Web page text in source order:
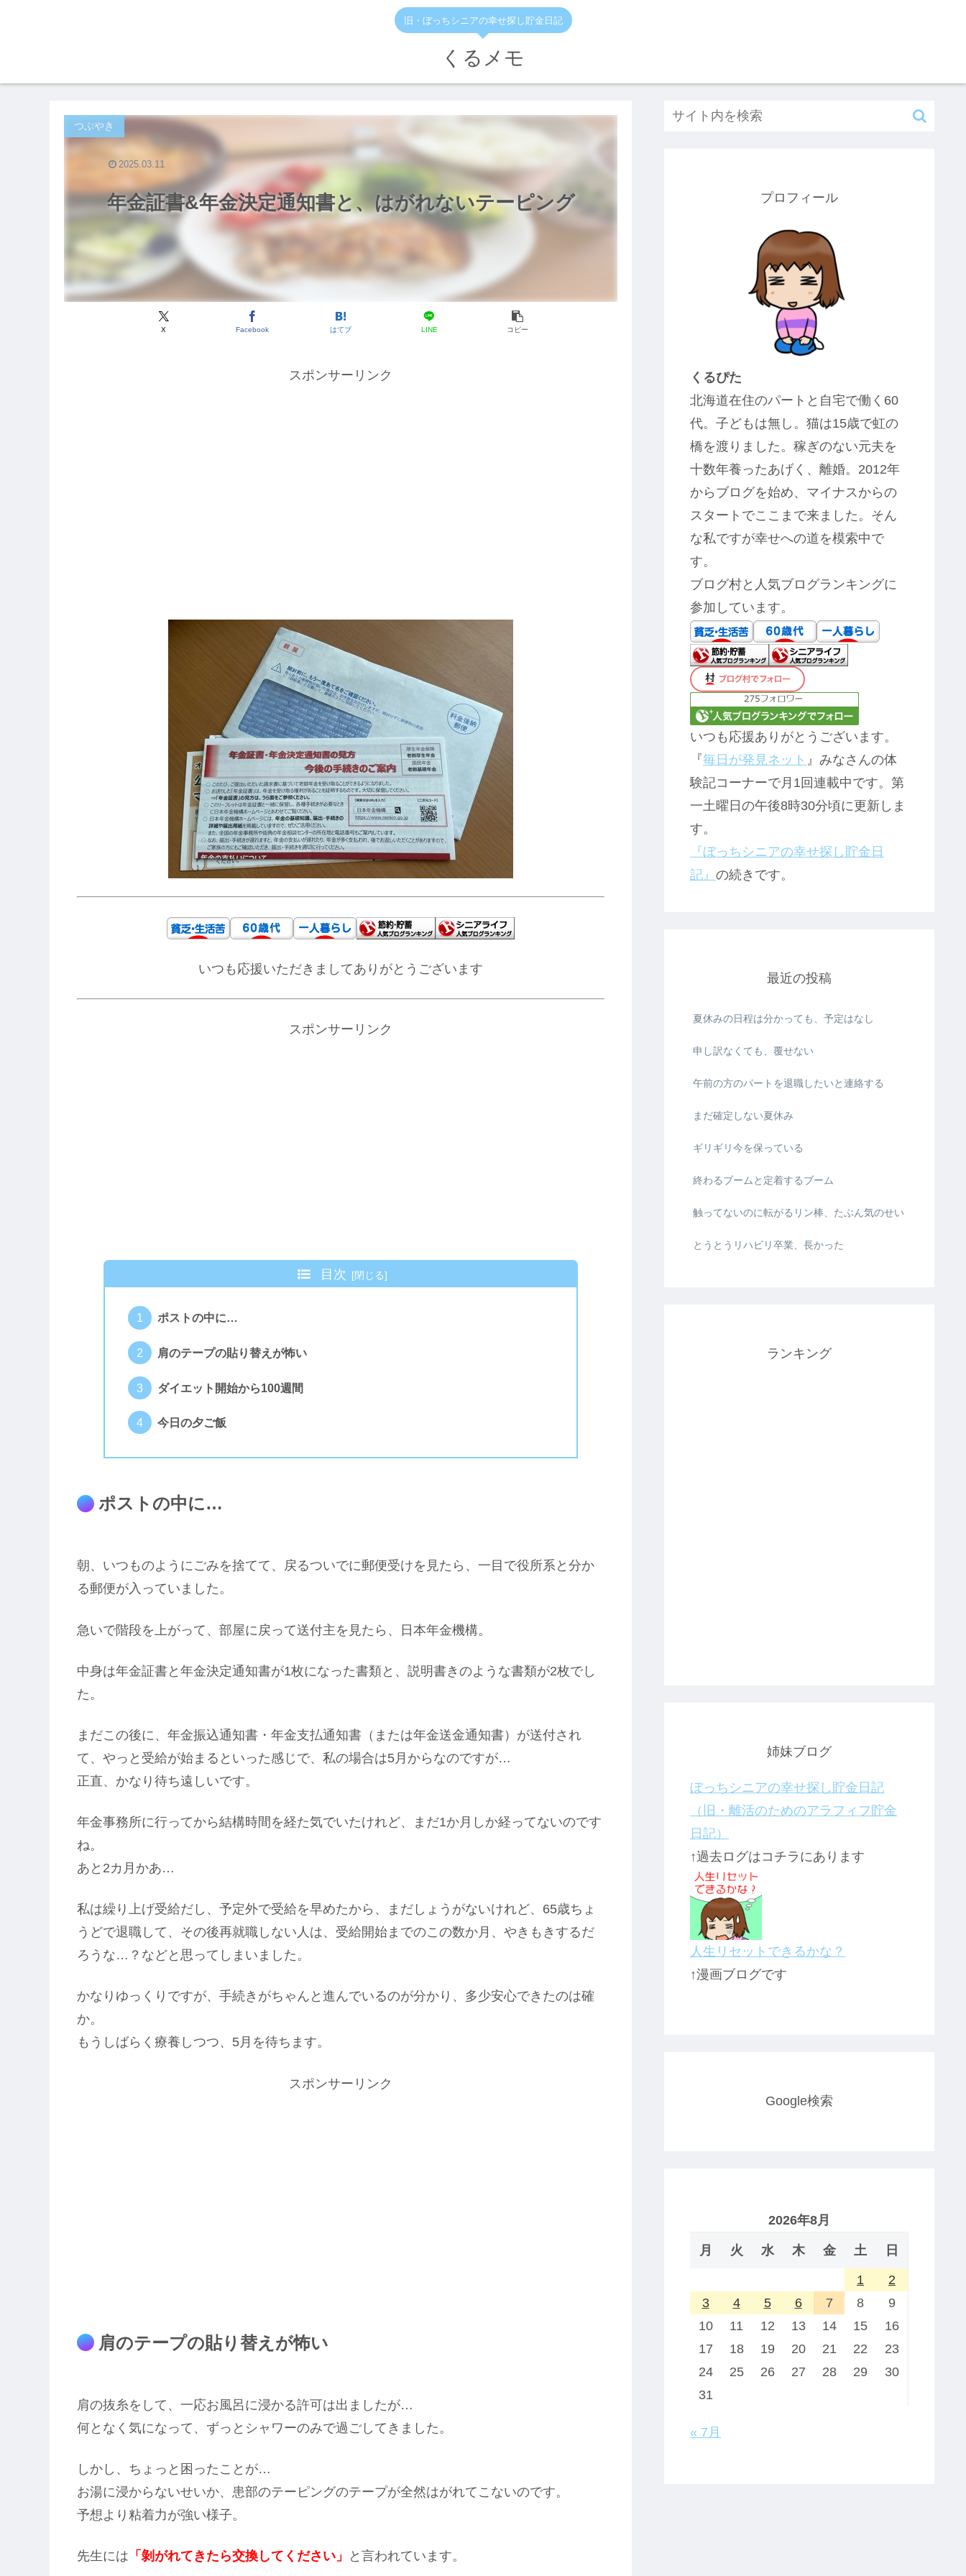
旧・ぼっちシニアの幸せ探し貯金日記
くるメモ
年金証書&年金決定通知書と、はがれないテーピング
つぶやき
X Facebook はてブ LINE コピー
2025.03.11
スポンサーリンク
いつも応援いただきましてありがとうございます
スポンサーリンク
目次
ポストの中に…
肩のテープの貼り替えが怖い
ダイエット開始から100週間
今日の夕ご飯
ポストの中に…
朝、いつものようにごみを捨てて、戻るついでに郵便受けを見たら、一目で役所系と分か
る郵便が入っていました。
急いで階段を上がって、部屋に戻って送付主を見たら、日本年金機構。
中身は年金証書と年金決定通知書が1枚になった書類と、説明書きのような書類が2枚でし
た。
まだこの後に、年金振込通知書・年金支払通知書（または年金送金通知書）が送付され
て、やっと受給が始まるといった感じで、私の場合は5月からなのですが…
正直、かなり待ち遠しいです。
年金事務所に行ってから結構時間を経た気でいたけれど、まだ1か月しか経ってないのです
ね。
あと2カ月かあ…
私は繰り上げ受給だし、予定外で受給を早めたから、まだしょうがないけれど、65歳ちょ
うどで退職して、その後再就職しない人は、受給開始までのこの数か月、やきもきするだ
ろうな…？などと思ってしまいました。
かなりゆっくりですが、手続きがちゃんと進んでいるのが分かり、多少安心できたのは確
か。
もうしばらく療養しつつ、5月を待ちます。
スポンサーリンク
肩のテープの貼り替えが怖い
肩の抜糸をして、一応お風呂に浸かる許可は出ましたが…
何となく気になって、ずっとシャワーのみで過ごしてきました。
しかし、ちょっと困ったことが…
お湯に浸からないせいか、患部のテーピングのテープが全然はがれてこないのです。
予想より粘着力が強い様子。
先生には 「剝がれてきたら交換してください」 と言われています。
プロフィール
くるぴた
北海道在住のパートと自宅で働く60
代。子どもは無し。猫は15歳で虹の
橋を渡りました。稼ぎのない元夫を
十数年養ったあげく、離婚。2012年
からブログを始め、マイナスからの
スタートでここまで来ました。そん
な私ですが幸せへの道を模索中で
す。
ブログ村と人気ブログランキングに
参加しています。
いつも応援ありがとうございます。
『毎日が発見ネット 』みなさんの体
験記コーナーで月1回連載中です。第
一土曜日の午後8時30分頃に更新しま
す。
『ぼっちシニアの幸せ探し貯金日
記』 の続きです。
最近の投稿
夏休みの日程は分かっても、予定はなし
申し訳なくても、覆せない
午前の方のパートを退職したいと連絡する
まだ確定しない夏休み
ギリギリ今を保っている
終わるブームと定着するブーム
触ってないのに転がるリン棒、たぶん気のせい
とうとうリハビリ卒業、長かった
ランキング
姉妹ブログ
ぼっちシニアの幸せ探し貯金日記
（旧・離活のためのアラフィフ貯金
日記）
↑過去ログはコチラにあります
人生リセットできるかな？
↑漫画ブログです
Google検索
2026年8月
月 火 水 木 金 土 日
1
2
3
4 5 6 7 8
9
10
11 12 13 14 15
16
17
18 19 20 21 22
23
24
25 26 27 28 29
30
31
« 7月